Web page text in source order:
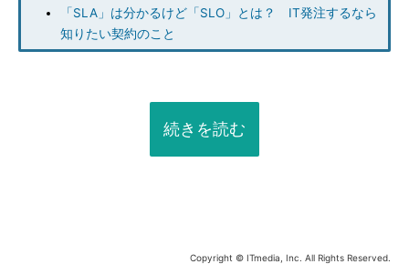
「SLA」は分かるけど「SLO」とは？ IT発注するなら
知りたい契約のこと
続きを読む
Copyright © ITmedia, Inc. All Rights Reserved.